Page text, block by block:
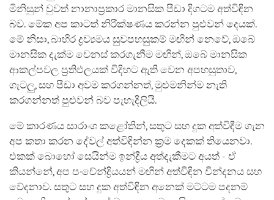
මිනිසුන් වුවත් නානාප්‍රකාර මානසික පීඩා දිගටම අත්විඳින
බව. මේක අප කාටත් නිරීක්ෂණය කරන්න පුළුවන් දෙයක්.
මේ නිසා, බාහිර ද්‍රව්‍යමය සුවපහසුකම් මඟින් නෙවේ, ඔබේ
මානසික දැක්ම වෙනස් කරගැනීම මඟින්, ඔබේ මානසික
ආකල්පවල ප්‍රතිඵලයක් විදිහට ඇති වෙන අපහසුතාව,
ගැටලු, සහ පීඩා අවම කරගන්නත්, මුළුමනින්ම නැති
කරගන්නත් පුළුවන් බව පැහැදිලියි.
මේ කාරණය සාරාංශ කළෝතින්, සතුට සහ දුක අත්විඳීම ගැන
අප කතා කරන දේවල් අත්විඳින්න ක්‍රම දෙකක් තියෙනවා.
එකක් බොහෝ සෙයින්ම ඉන්ද්‍රීය අත්දැකීමට අයත් - ඒ
කියන්නේ, අප පංචේන්ද්‍රියයන් මඟින් අත්විඳින වින්දනය සහ
වේදනාව. සතුට සහ දුක අත්විඳින අනෙක් මට්ටම පදනම්